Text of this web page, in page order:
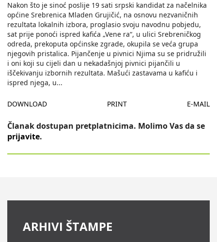
Nakon što je sinoć poslije 19 sati srpski kandidat za načelnika
općine Srebrenica Mladen Grujičić, na osnovu nezvaničnih
rezultata lokalnih izbora, proglasio svoju navodnu pobjedu,
sat prije ponoći ispred kafića „Vene ra“, u ulici Srebreničkog
odreda, prekoputa općinske zgrade, okupila se veća grupa
njegovih pristalica. Pijančenje u pivnici Njima su se pridružili
i oni koji su cijeli dan u nekadašnjoj pivnici pijančili u
iščekivanju izbornih rezultata. Mašući zastavama u kafiću i
ispred njega, u...
DOWNLOAD PRINT E-MAIL
Članak dostupan pretplatnicima. Molimo Vas da se
prijavite.
ARHIVI ŠTAMPE